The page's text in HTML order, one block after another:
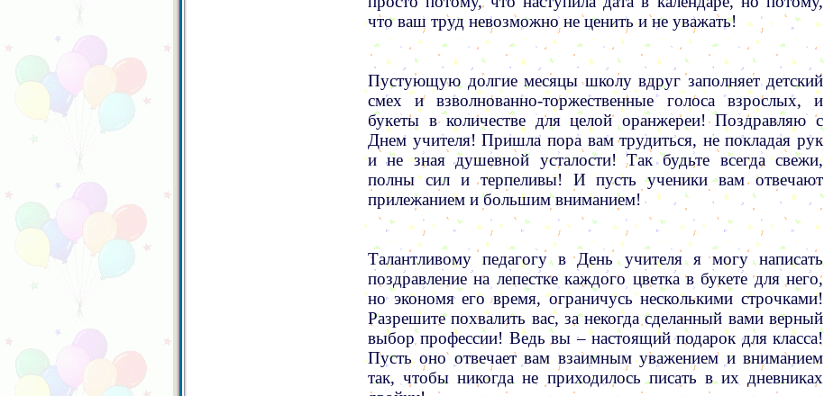
что ваш труд невозможно не ценить и не уважать!
Пустующую долгие месяцы школу вдруг заполняет детский
смех и взволнованно-торжественные голоса взрослых, и
букеты в количестве для целой оранжереи! Поздравляю с
Днем учителя! Пришла пора вам трудиться, не покладая рук
и не зная душевной усталости! Так будьте всегда свежи,
полны сил и терпеливы! И пусть ученики вам отвечают
прилежанием и большим вниманием!
Талантливому педагогу в День учителя я могу написать
поздравление на лепестке каждого цветка в букете для него,
но экономя его время, ограничусь несколькими строчками!
Разрешите похвалить вас, за некогда сделанный вами верный
выбор профессии! Ведь вы – настоящий подарок для класса!
Пусть оно отвечает вам взаимным уважением и вниманием
так, чтобы никогда не приходилось писать в их дневниках